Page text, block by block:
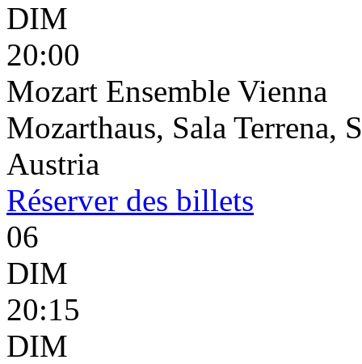
DIM
20:00
Mozart Ensemble Vienna
Mozarthaus, Sala Terrena,
Austria
Réserver des billets
06
DIM
20:15
DIM